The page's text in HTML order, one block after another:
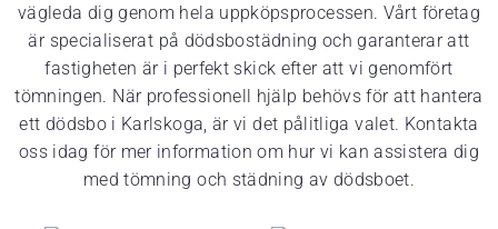
vägleda dig genom hela uppköpsprocessen. Vårt företag
är specialiserat på dödsbostädning och garanterar att
fastigheten är i perfekt skick efter att vi genomfört
tömningen. När professionell hjälp behövs för att hantera
ett dödsbo i Karlskoga, är vi det pålitliga valet. Kontakta
oss idag för mer information om hur vi kan assistera dig
med tömning och städning av dödsboet.